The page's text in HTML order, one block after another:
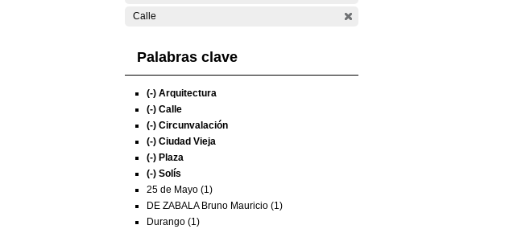
Calle
Palabras clave
(-) Arquitectura
(-) Calle
(-) Circunvalación
(-) Ciudad Vieja
(-) Plaza
(-) Solís
25 de Mayo (1)
DE ZABALA Bruno Mauricio (1)
Durango (1)